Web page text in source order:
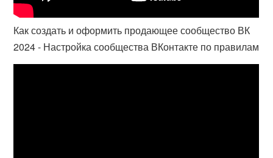
Как создать и оформить продающее сообщество ВК
2024 - Настройка сообщества ВКонтакте по правилам